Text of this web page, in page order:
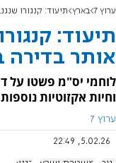
ערוץ 7 בארץ תיעוד: קנגורו
תיעוד:
אותר בדירה
לוחמי יס"מ פשטו על
וחיות אקזוטיות נוספות.
ערוץ 7
5.02.26, 22:49